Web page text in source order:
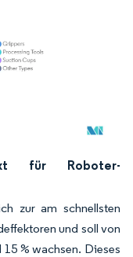
Namensnennung gemäß
für Roboter-
zur am schnellsten
und soll von
% wachsen. Dieses